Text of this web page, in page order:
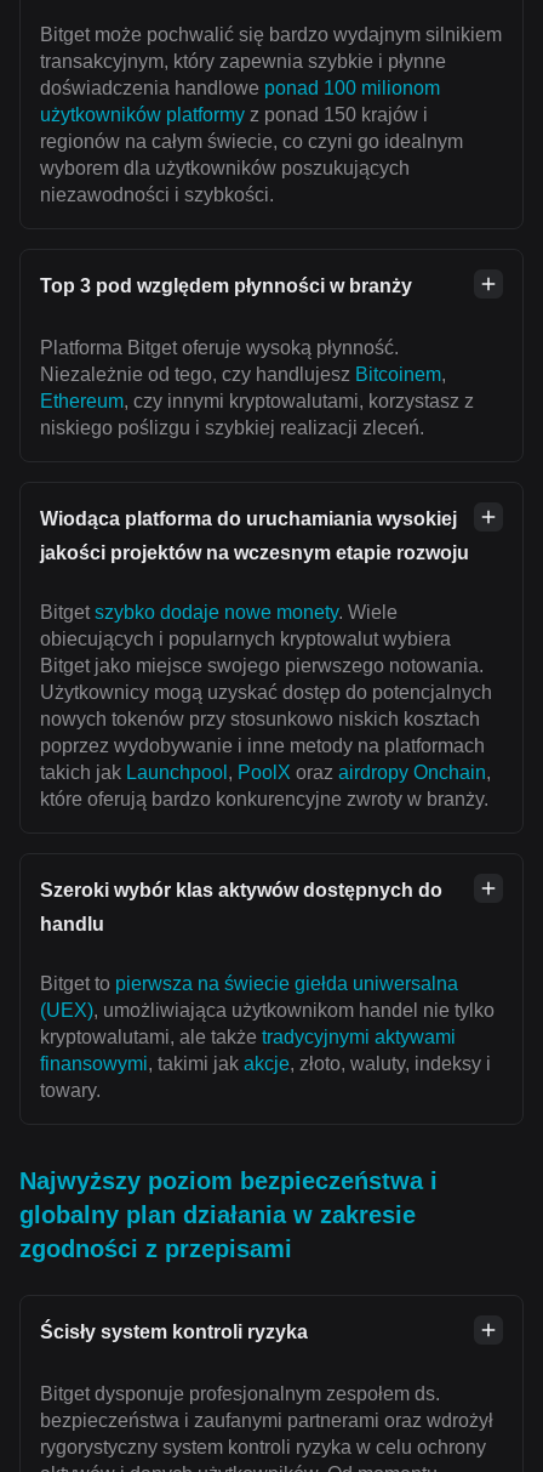
Bitget może pochwalić się bardzo wydajnym silnikiem
transakcyjnym, który zapewnia szybkie i płynne
doświadczenia handlowe ponad 100 milionom
użytkowników platformy z ponad 150 krajów i
regionów na całym świecie, co czyni go idealnym
wyborem dla użytkowników poszukujących
niezawodności i szybkości.
Top 3 pod względem płynności w branży
Platforma Bitget oferuje wysoką płynność.
Niezależnie od tego, czy handlujesz Bitcoinem,
Ethereum, czy innymi kryptowalutami, korzystasz z
niskiego poślizgu i szybkiej realizacji zleceń.
Wiodąca platforma do uruchamiania wysokiej
jakości projektów na wczesnym etapie rozwoju
Bitget szybko dodaje nowe monety. Wiele
obiecujących i popularnych kryptowalut wybiera
Bitget jako miejsce swojego pierwszego notowania.
Użytkownicy mogą uzyskać dostęp do potencjalnych
nowych tokenów przy stosunkowo niskich kosztach
poprzez wydobywanie i inne metody na platformach
takich jak Launchpool , PoolX oraz airdropy Onchain,
które oferują bardzo konkurencyjne zwroty w branży.
Szeroki wybór klas aktywów dostępnych do
handlu
Bitget to pierwsza na świecie giełda uniwersalna
(UEX), umożliwiająca użytkownikom handel nie tylko
kryptowalutami, ale także tradycyjnymi aktywami
finansowymi, takimi jak akcje, złoto, waluty, indeksy i
towary.
Najwyższy poziom bezpieczeństwa i
globalny plan działania w zakresie
zgodności z przepisami
Ścisły system kontroli ryzyka
Bitget dysponuje profesjonalnym zespołem ds.
bezpieczeństwa i zaufanymi partnerami oraz wdrożył
rygorystyczny system kontroli ryzyka w celu ochrony